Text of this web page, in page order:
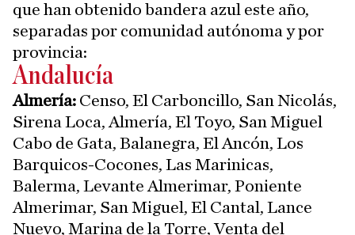
que han obtenido bandera azul este año,
separadas por comunidad autónoma y por
provincia:
Andalucía
Almería: Censo, El Carboncillo, San Nicolás,
Sirena Loca, Almería, El Toyo, San Miguel
Cabo de Gata, Balanegra, El Ancón, Los
Barquicos-Cocones, Las Marinicas,
Balerma, Levante Almerimar, Poniente
Almerimar, San Miguel, El Cantal, Lance
Nuevo, Marina de la Torre, Venta del